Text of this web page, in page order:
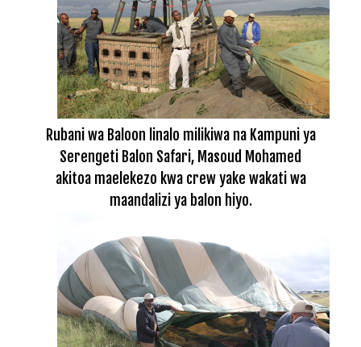
Rubani wa Baloon linalo milikiwa na Kampuni ya
Serengeti Balon Safari, Masoud Mohamed
akitoa maelekezo kwa crew yake wakati wa
maandalizi ya balon hiyo.